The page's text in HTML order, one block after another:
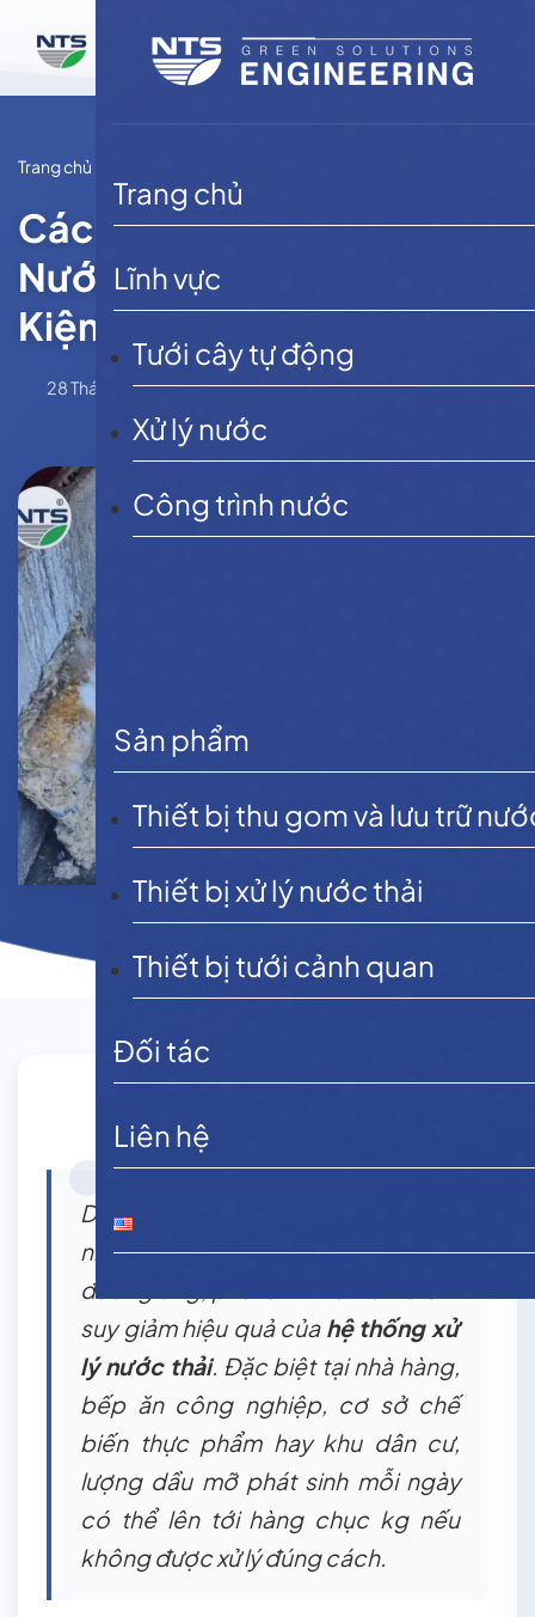
Trang chủ
Lĩnh vực
Tưới cây tự động
Xử lý nước
Công trình nước
Sản phẩm
Thiết bị thu gom và lưu trữ
Thiết bị xử lý nước thải
Thiết bị tưới cảnh quan
Đối tác
Liên hệ
dung
Trang chủ
Cách Xử Lý Dầu Mỡ Trong
Nước Thải Hiệu Quả, Tiết
Kiệm Chi Phí
28 Tháng 8, 2025 NTSE Tin tức
Dầu mỡ trong nước thải là nguyên
nhân hàng đầu gây tắc nghẽn
đường ống, phát sinh mùi hôi và làm
suy giảm hiệu quả củahệ thống xử
lý nước thải. Đặc biệt tại nhà hàng,
bếp ăn công nghiệp, cơ sở chế
biến thực phẩm hay khu dân cư,
lượng dầu mỡ phát sinh mỗi ngày
có thể lên tới hàng chục kg nếu
không được xử lý đúng cách.